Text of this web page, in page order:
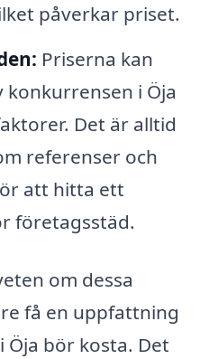
påverkar priset.
Priserna kan
konkurrensen i Öja
Det är alltid
referenser och
att hitta ett
företagsstäd.
om dessa
få en uppfattning
bör kosta. Det